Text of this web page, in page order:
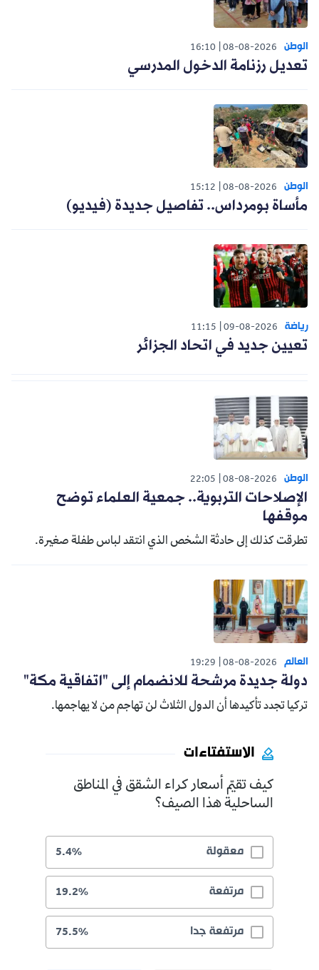
الوطن 08-08-2026
16:10
تعديل رزنامة الدخول المدرسي
الوطن 08-08-2026
15:12
مأساة بومرداس.. تفاصيل جديدة (فيديو)
رياضة 09-08-2026
11:15
تعيين جديد في اتحاد الجزائر
الوطن 08-08-2026
22:05
الإصلاحات التربوية.. جمعية العلماء توضح
موقفها
تطرقت كذلك إلى حادثة الشخص الذي انتقد لباس طفلة صغيرة.
العالم 08-08-2026
19:29
دولة جديدة مرشحة للانضمام إلى "اتفاقية مكة"
تركيا تجدد تأكيدها أن الدول الثلاث لن تهاجم من لا يهاجمها.
الاستفتاءات
كيف تقيّم أسعار كراء الشقق في المناطق
الساحلية هذا الصيف؟
معقولة 5.4%
مرتفعة 19.2%
مرتفعة جدا 75.5%